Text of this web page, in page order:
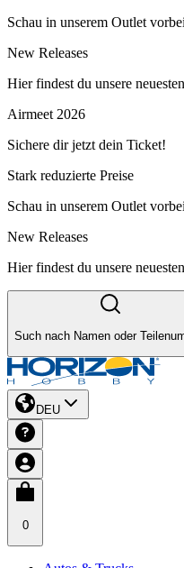
Schau in unserem Outlet
New Releases
Hier findest du unsere
Airmeet 2026
Sichere dir jetzt dein Ticket!
Stark reduzierte Preise
Schau in unserem Outlet
New Releases
Hier findest du unsere
Such nach Namen oder
DEU
0